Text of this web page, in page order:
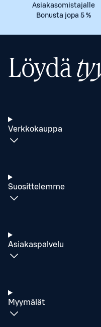
Asiakasomistajalle
Bonusta jopa 5 %
Löydä
Verkkokauppa
Suosittelemme
Asiakaspalvelu
Myymälät